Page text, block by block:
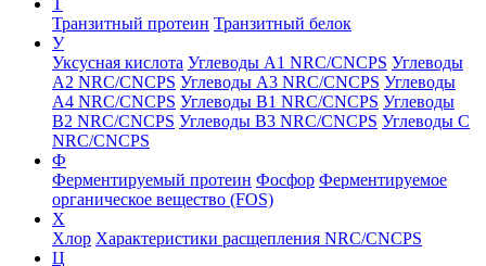
Транзитный протеин Транзитный белок
У
Уксусная кислота Углеводы A1 NRC/CNCPS Углеводы
A2 NRC/CNCPS Углеводы A3 NRC/CNCPS Углеводы
A4 NRC/CNCPS Углеводы B1 NRC/CNCPS Углеводы
B2 NRC/CNCPS Углеводы B3 NRC/CNCPS Углеводы C
NRC/CNCPS
Ф
Ферментируемый протеин Фосфор Ферментируемое
органическое вещество (FOS)
Х
Хлор Характеристики расщепления NRC/CNCPS
Ц